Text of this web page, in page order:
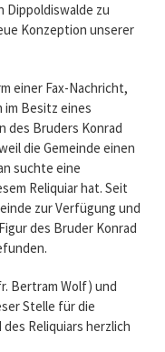
Dippoldiswalde zu
Konzeption unserer
einer Fax-Nachricht,
im Besitz eines
des Bruders Konrad
die Gemeinde einen
suchte eine
Reliquiar hat. Seit
zur Verfügung und
des Bruder Konrad
Bertram Wolf) und
Stelle für die
Reliquiars herzlich